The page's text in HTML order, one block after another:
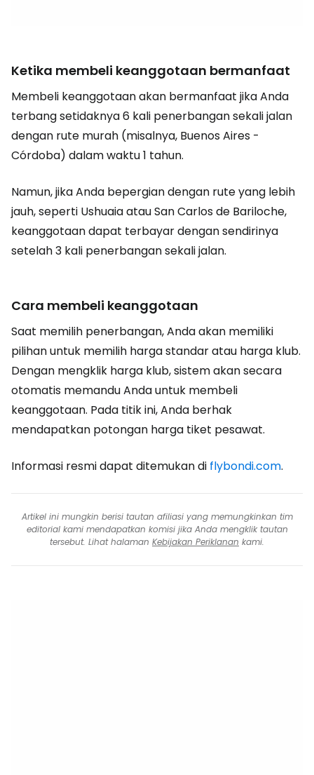
Ketika membeli keanggotaan bermanfaat
Membeli keanggotaan akan bermanfaat jika Anda
terbang setidaknya 6 kali penerbangan sekali jalan
dengan rute murah (misalnya, Buenos Aires -
Córdoba) dalam waktu 1 tahun.
Namun, jika Anda bepergian dengan rute yang lebih
jauh, seperti Ushuaia atau San Carlos de Bariloche,
keanggotaan dapat terbayar dengan sendirinya
setelah 3 kali penerbangan sekali jalan.
Cara membeli keanggotaan
Saat memilih penerbangan, Anda akan memiliki
pilihan untuk memilih harga standar atau harga klub.
Dengan mengklik harga klub, sistem akan secara
otomatis memandu Anda untuk membeli
keanggotaan. Pada titik ini, Anda berhak
mendapatkan potongan harga tiket pesawat.
Informasi resmi dapat ditemukan di flybondi.com.
Artikel ini mungkin berisi tautan afiliasi yang memungkinkan tim
editorial kami mendapatkan komisi jika Anda mengklik tautan
tersebut. Lihat halaman Kebijakan Periklanan kami.